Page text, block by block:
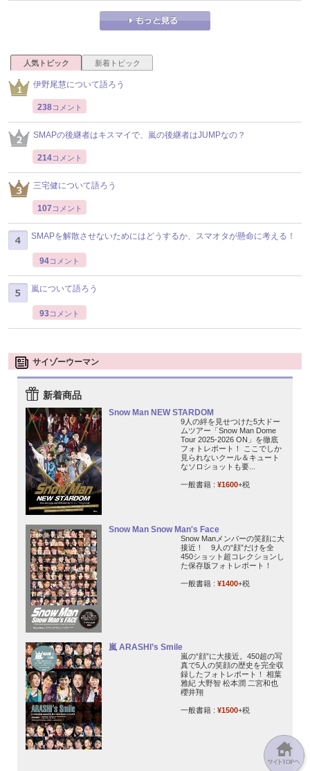
人気トピック 新着トピック
伊野尾慧について語ろう
238コメント
SMAPの後継者はキスマイで、嵐の後継者はJUMPなの？
214コメント
三宅健について語ろう
107 コメント
SMAPを解散させないためにはどうするか、スマオタが懸命に考える！
94コメント
嵐について語ろう
93コメント
サイゾーウーマン
新着商品
Snow Man NEW STARDOM
9人の絆を見せつけた5大ドー
ムツアー「Snow Man Dome
Tour 2025-2026 ON」を徹底
フォトレポート！ ここでしか
見られないクール＆キュート
なソロショットも要...
一般書籍 : ¥1600+税
Snow Man Snow Man's Face
Snow Manメンバーの笑顔に大
接近！ 9人の“顔”だけを全
450ショット超コレクションし
た保存版フォトレポート！
一般書籍 : ¥1400+税
嵐 ARASHI’s Smile
嵐の“顔”に大接近。450超の写
真で5人の笑顔の歴史を完全収
録したフォトレポート！ 相葉
雅紀 大野智 松本潤 二宮和也
櫻井翔
一般書籍 : ¥1500+税